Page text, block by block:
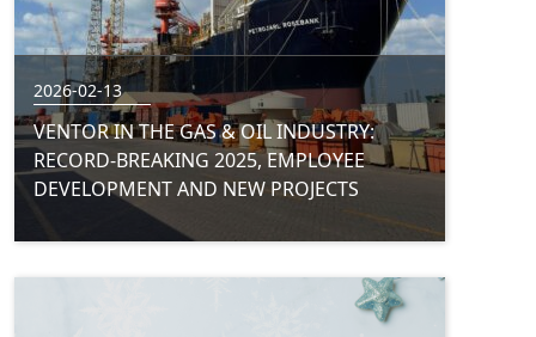
2026-02-13
VENTOR IN THE GAS & OIL INDUSTRY:
RECORD-BREAKING 2025, EMPLOYEE
DEVELOPMENT AND NEW PROJECTS